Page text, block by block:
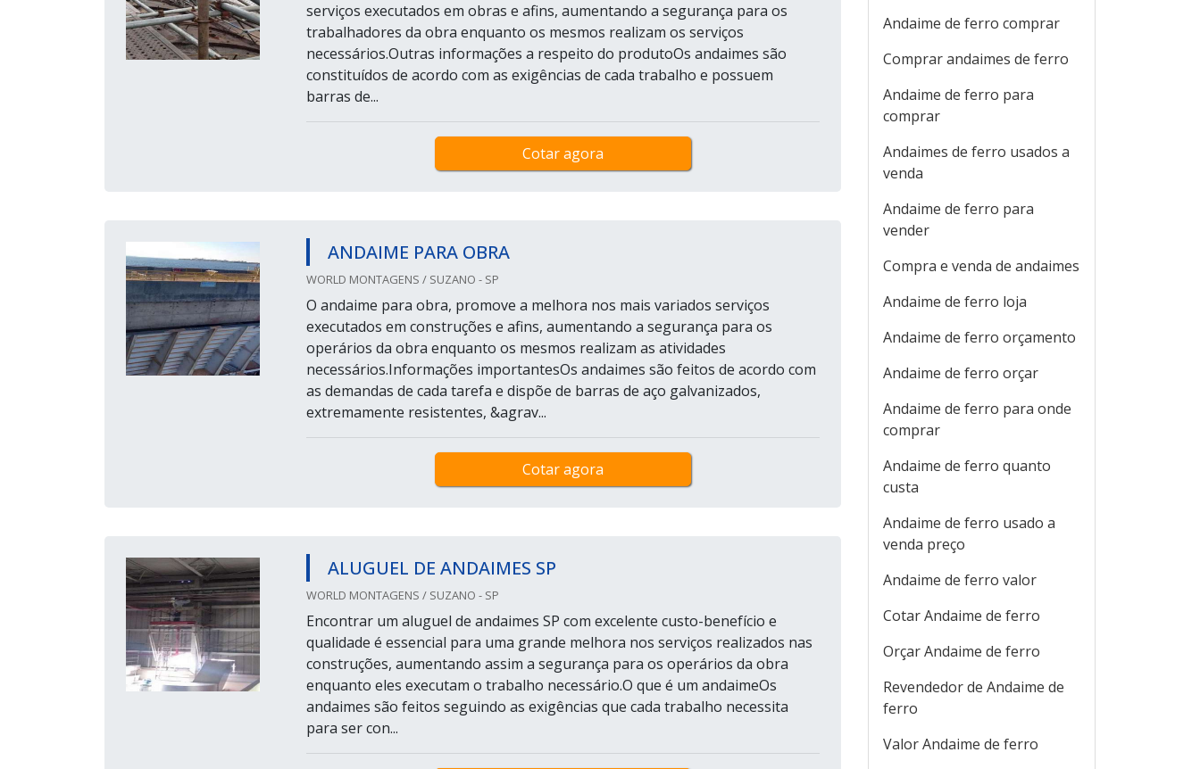
serviços executados em obras e afins, aumentando a segurança para os
trabalhadores da obra enquanto os mesmos realizam os serviços
necessários.Outras informações a respeito do produtoOs andaimes são
constituídos de acordo com as exigências de cada trabalho e possuem
barras de...
Cotar agora
ANDAIME PARA OBRA
WORLD MONTAGENS / SUZANO - SP
O andaime para obra, promove a melhora nos mais variados serviços
executados em construções e afins, aumentando a segurança para os
operários da obra enquanto os mesmos realizam as atividades
necessários.Informações importantesOs andaimes são feitos de acordo com
as demandas de cada tarefa e dispõe de barras de aço galvanizados,
extremamente resistentes, &agrav...
Cotar agora
ALUGUEL DE ANDAIMES SP
WORLD MONTAGENS / SUZANO - SP
Encontrar um aluguel de andaimes SP com excelente custo-benefício e
qualidade é essencial para uma grande melhora nos serviços realizados nas
construções, aumentando assim a segurança para os operários da obra
enquanto eles executam o trabalho necessário.O que é um andaimeOs
andaimes são feitos seguindo as exigências que cada trabalho necessita
para ser con...
Andaime de ferro comprar
Comprar andaimes de ferro
Andaime de ferro para
comprar
Andaimes de ferro usados a
venda
Andaime de ferro para
vender
Compra e venda de andaimes
Andaime de ferro loja
Andaime de ferro orçamento
Andaime de ferro orçar
Andaime de ferro para onde
comprar
Andaime de ferro quanto
custa
Andaime de ferro usado a
venda preço
Andaime de ferro valor
Cotar Andaime de ferro
Orçar Andaime de ferro
Revendedor de Andaime de
ferro
Valor Andaime de ferro